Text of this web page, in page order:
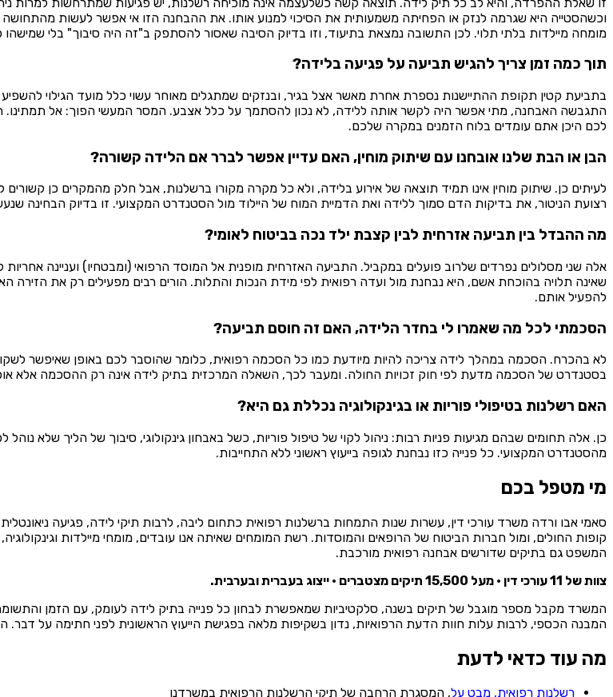
וכשהסטייה היא שגרמה לנזק או הפחיתה משמעותית את הסיכוי למנוע אותו. את ההבחנה הזו אי אפשר לעשות מהתחושה או
מומחה מיילדות בלתי תלוי. לכן התשובה נמצאת בתיעוד, וזו בדיוק הסיבה שאסור להסתפק ב"זה היה סיבוך" בלי
תוך כמה זמן צריך להגיש תביעה על פגיעה בלידה?
בתביעת קטין תקופת ההתיישנות נספרת אחרת מאשר אצל בגיר, ובנזקים שמתגלים מאוחר עשוי כלל מועד הגילוי
התגבשה האבחנה, מתי אפשר היה לקשר אותה ללידה, לא נכון להסתמך על כלל אצבע. המסר המעשי הפוך: אל תמתינו.
לכם היכן אתם עומדים בלוח הזמנים במקרה שלכם.
הבן או הבת שלנו אובחנו עם שיתוק מוחין, האם עדיין אפשר לברר אם הלידה קשורה?
לעיתים כן. שיתוק מוחין אינו תמיד תוצאה של אירוע בלידה, ולא כל מקרה מקורו ברשלנות, אבל חלק מהמקרים כן
רצועת הניטור, את בדיקות הדם סמוך ללידה ואת הדמיית המוח של היילוד מול הסטנדרט המקצועי. זו בדיוק הבחינה
מה ההבדל בין תביעה אזרחית לבין קצבת ילד נכה בביטוח לאומי?
אלה שני מסלולים נפרדים שלרוב פועלים במקביל. התביעה האזרחית מופנית אל המוסד הרפואי (ומבטחיו) ועניינה
שאינה תלויה בהוכחת אשם, היא נבחנת מול ועדה רפואית לפי מידת הנכות והתלות. הורים רבים מפעילים רק את
להפעיל אותם.
הסכמתי לכל מה שאמרו לי בחדר הלידה, האם זה חוסם תביעה?
לא בהכרח. הסכמה במהלך לידה צריכה להיות מיודעת כמו כל הסכמה רפואית, כלומר שהוסבר לכם באופן שאיפשר
בסטנדרט של הסכמה מדעת לפי חוק זכויות החולה. ומעבר לכך, השאלה המרכזית בתיק לידה אינה רק ההסכמה אלא
האם רשלנות בטיפולי פוריות או בגינקולוגיה נכללת גם היא?
כן. אלה תחומים שבהם מגיעות פניות רבות: ניהול לקוי של טיפול פוריות, כשל באבחון גינקולוגי, סיבוך של הליך שלא
מהסטנדרט המקצועי. כל פנייה כזו נבחנת לגופה בייעוץ ראשוני ללא התחייבות.
מי מטפל בכם
סאמי אבו ורדה משרד עורכי דין, עשרות שנות התמחות ברשלנות רפואית כתחום ליבה, לרבות תיקי לידה, פגיעה ניאונטלית
קופות החולים, ומול חברות הביטוח של הרופאים והמוסדות. רשת המומחים שאיתה אנו עובדים, מומחי מיילדות
המשפט גם בתיקים שדורשים אבחנה רפואית מורכבת.
צוות של 11 עורכי דין · מעל 15,500 תיקים מצטברים · ייצוג בעברית ובערבית.
המשרד מקבל מספר מוגבל של תיקים בשנה, סלקטיביות שמאפשרת לבחון כל פנייה בתיק לידה לעומק, עם הזמן
המבנה הכספי, לרבות עלות חוות הדעת הרפואיות, נדון בשקיפות מלאה בפגישת הייעוץ הראשונית לפני חתימה על דבר.
מה עוד כדאי לדעת
רשלנות רפואית, מבט על, המסגרת הרחבה של תיקי הרשלנות הרפואית במשרדנו